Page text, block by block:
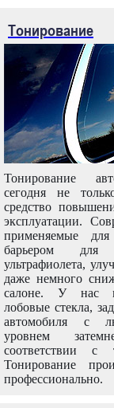
Тонирование
Тонирование
сегодня не
средство
эксплуатации.
применяемые
барьером для
ультрафиолета,
даже немного
салоне. У нас
лобовые стекла,
автомобиля с
уровнем
соответствии с
Тонирование
профессионально.